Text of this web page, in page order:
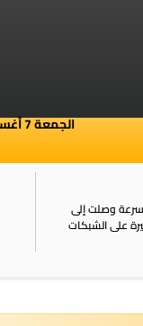
الجمعة 7 أغسطس 2026
وصلت إلى